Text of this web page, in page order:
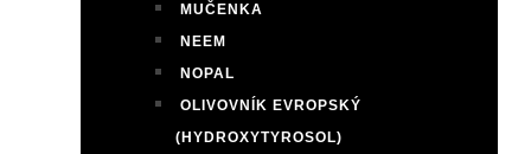
MUČENKA
NEEM
NOPAL
OLIVOVNÍK EVROPSKÝ
(HYDROXYTYROSOL)